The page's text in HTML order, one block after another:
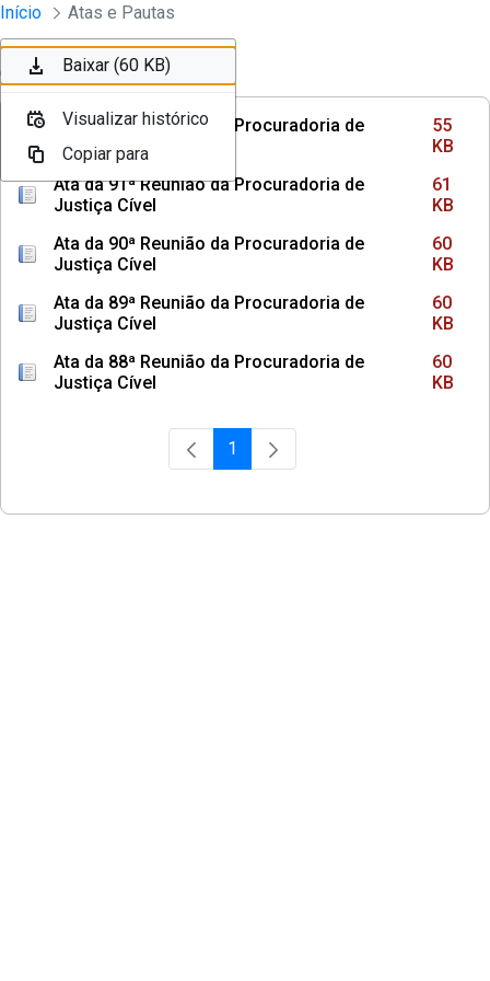
Pular para o Conteúdo principal
Instrumentos Jurídicos
Início Atas e Pautas
Ordenar Filtro
Ata da 92ª Reunião da Procuradoria de
Justiça Cível
55
KB
Ata da 91ª Reunião da Procuradoria de
Justiça Cível
61
KB
Ata da 90ª Reunião da Procuradoria de
Justiça Cível
60
KB
Ata da 89ª Reunião da Procuradoria de
Justiça Cível
60
KB
Ata da 88ª Reunião da Procuradoria de
Justiça Cível
60
KB
Página
1
Baixar (55 KB)
Visualizar histórico
Copiar para
Baixar (61 KB)
Visualizar histórico
Copiar para
Baixar (60 KB)
Visualizar histórico
Copiar para